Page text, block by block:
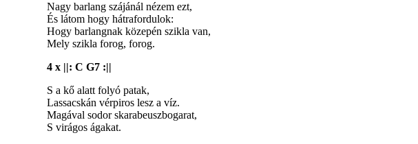
Nagy barlang szájánál nézem ezt,
És látom hogy hátrafordulok:
Hogy barlangnak közepén szikla van,
Mely szikla forog, forog.
4 x ||: C G7 :||
S a kő alatt folyó patak,
Lassacskán vérpiros lesz a víz.
Magával sodor skarabeuszbogarat,
S virágos ágakat.